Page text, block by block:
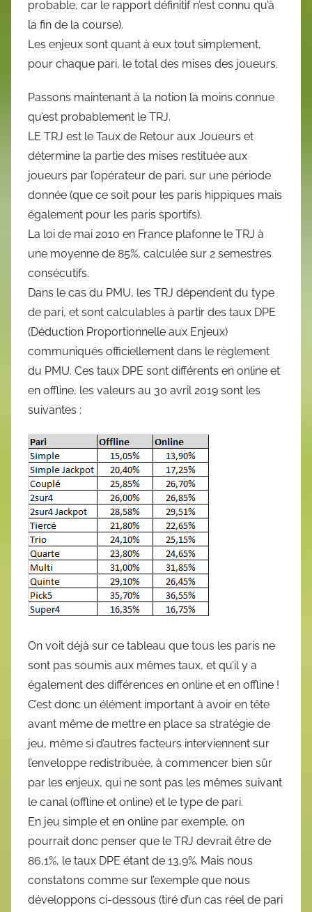
probable, car le rapport définitif n’est connu qu’à
la fin de la course).
Les enjeux sont quant à eux tout simplement,
pour chaque pari, le total des mises des joueurs.
Passons maintenant à la notion la moins connue
qu’est probablement le TRJ.
LE TRJ est le Taux de Retour aux Joueurs et
détermine la partie des mises restituée aux
joueurs par l’opérateur de pari, sur une période
donnée (que ce soit pour les paris hippiques mais
également pour les paris sportifs).
La loi de mai 2010 en France plafonne le TRJ à
une moyenne de 85%, calculée sur 2 semestres
consécutifs.
Dans le cas du PMU, les TRJ dépendent du type
de pari, et sont calculables à partir des taux DPE
(Déduction Proportionnelle aux Enjeux)
communiqués officiellement dans le règlement
du PMU. Ces taux DPE sont différents en online et
en offline, les valeurs au 30 avril 2019 sont les
suivantes :
On voit déjà sur ce tableau que tous les paris ne
sont pas soumis aux mêmes taux, et qu’il y a
également des différences en online et en offline !
C’est donc un élément important à avoir en tête
avant même de mettre en place sa stratégie de
jeu, même si d’autres facteurs interviennent sur
l’enveloppe redistribuée, à commencer bien sûr
par les enjeux, qui ne sont pas les mêmes suivant
le canal (offline et online) et le type de pari.
En jeu simple et en online par exemple, on
pourrait donc penser que le TRJ devrait être de
86,1%, le taux DPE étant de 13,9%. Mais nous
constatons comme sur l’exemple que nous
développons ci-dessous (tiré d’un cas réel de pari